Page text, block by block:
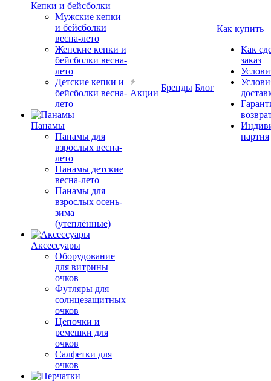
Кепки и бейсболки
Мужские кепки
и бейсболки
весна-лето
Женские кепки и
бейсболки весна-
лето
Детские кепки и
бейсболки весна-
лето
Панамы
Панамы для
взрослых весна-
лето
Панамы детские
весна-лето
Панамы для
взрослых осень-
зима
(утеплённые)
Аксессуары
Оборудование
для витрины
очков
Футляры для
солнцезащитных
очков
Цепочки и
ремешки для
очков
Салфетки для
очков
Акции
Бренды Блог
Как купить
Как
заказ
партия